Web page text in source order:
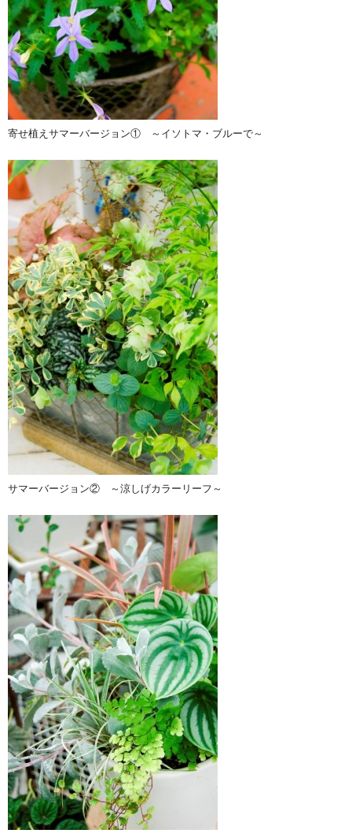
寄せ植えサマーバージョン① ～イソトマ・ブルーで～
サマーバージョン② ～涼しげカラーリーフ～